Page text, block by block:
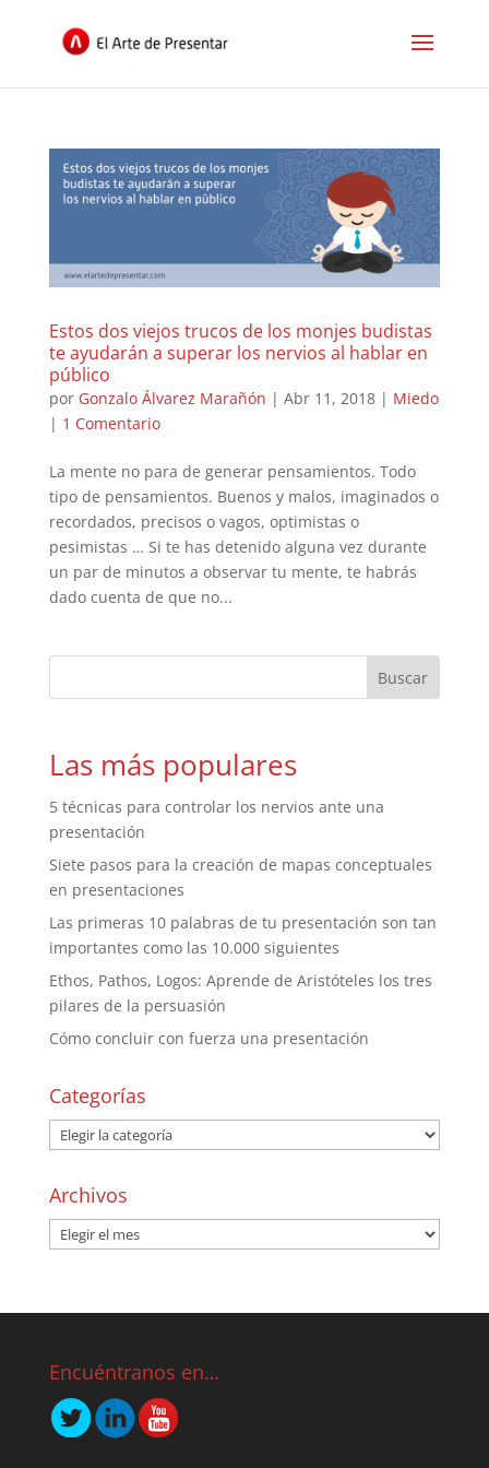
Estos dos viejos trucos de los monjes budistas
te ayudarán a superar los nervios al hablar en
público
por Gonzalo Álvarez Marañón | Abr 11, 2018| Miedo
| 1 Comentario
La mente no para de generar pensamientos. Todo
tipo de pensamientos. Buenos y malos, imaginados o
recordados, precisos o vagos, optimistas o
pesimistas … Si te has detenido alguna vez durante
un par de minutos a observar tu mente, te habrás
dado cuenta de que no...
Las más populares
5 técnicas para controlar los nervios ante una
presentación
Siete pasos para la creación de mapas conceptuales
en presentaciones
Las primeras 10 palabras de tu presentación son tan
importantes como las 10.000 siguientes
Ethos, Pathos, Logos: Aprende de Aristóteles los tres
pilares de la persuasión
Cómo concluir con fuerza una presentación
Categorías
Archivos
Encuéntranos en…